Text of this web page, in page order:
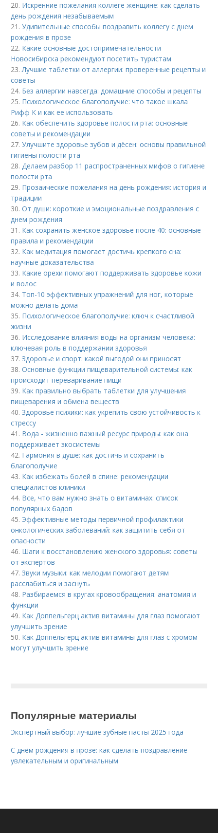
20. Искренние пожелания коллеге женщине: как сделать
день рождения незабываемым
21.Удивительные способы поздравить коллегу с днем
рождения в прозе
22. Какие основные достопримечательности
Новосибирска рекомендуют посетить туристам
23.Лучшие таблетки от аллергии: проверенные рецепты и
советы
24. Без аллергии навсегда: домашние способы и рецепты
25. Психологическое благополучие: что такое шкала
Рифф К и как ее использовать
26. Как обеспечить здоровье полости рта: основные
советы и рекомендации
27.Улучшите здоровье зубов и дёсен: основы правильной
гигиены полости рта
28.Делаем разбор 11 распространенных мифов о гигиене
полости рта
29. Прозаические пожелания на день рождения: история и
традиции
30.От души: короткие и эмоциональные поздравления с
днем рождения
31. Как сохранить женское здоровье после 40: основные
правила и рекомендации
32. Как медитация помогает достичь крепкого сна:
научные доказательства
33. Какие орехи помогают поддерживать здоровье кожи
и волос
34. Топ-10 эффективных упражнений для ног, которые
можно делать дома
35. Психологическое благополучие: ключ к счастливой
жизни
36. Исследование влияния воды на организм человека:
ключевая роль в поддержании здоровья
37.Здоровье и спорт: какой выгодой они приносят
38.Основные функции пищеварительной системы: как
происходит переваривание пищи
39. Как правильно выбрать таблетки для улучшения
пищеварения и обмена веществ
40.Здоровье психики: как укрепить свою устойчивость к
стрессу
41. Вода - жизненно важный ресурс природы: как она
поддерживает экосистемы
42. Гармония в душе: как достичь и сохранить
благополучие
43. Как избежать болей в спине: рекомендации
специалистов клиники
44. Все, что вам нужно знать о витаминах: список
популярных бадов
45. Эффективные методы первичной профилактики
онкологических заболеваний: как защитить себя от
опасности
46. Шаги к восстановлению женского здоровья: советы
от экспертов
47.Звуки музыки: как мелодии помогают детям
расслабиться и заснуть
48. Разбираемся в кругах кровообращения: анатомия и
функции
49. Как Доппельгерц актив витамины для глаз помогают
улучшить зрение
50. Как Доппельгерц актив витамины для глаз с хромом
могут улучшить зрение
Популярные материалы
Экспертный выбор: лучшие зубные пасты 2025 года
С днём рождения в прозе: как сделать поздравление
увлекательным и оригинальным